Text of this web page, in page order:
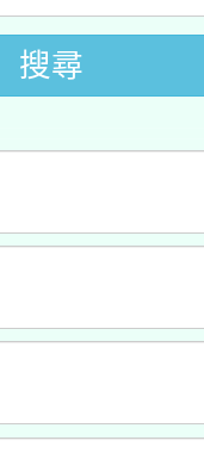
會函釋公
辦理「
節水達
(星期六
福系列
景藝術
搜尋